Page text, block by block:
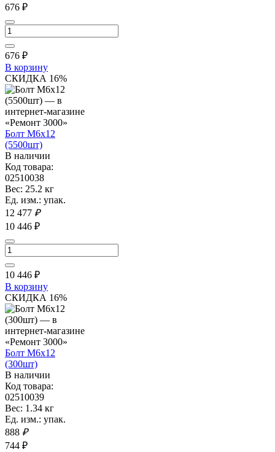
676 ₽
676 ₽
В корзину
СКИДКА 16%
Болт М6х12
(5500шт)
В наличии
Код товара:
02510038
Вес: 25.2 кг
Ед. изм.: упак.
12 477 ₽
10 446 ₽
10 446 ₽
В корзину
СКИДКА 16%
Болт М6х12
(300шт)
В наличии
Код товара:
02510039
Вес: 1.34 кг
Ед. изм.: упак.
888 ₽
744 ₽